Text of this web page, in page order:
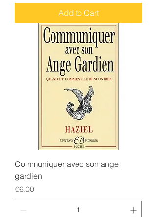
Add to Cart
Communiquer avec son ange
gardien
Price
€6.00